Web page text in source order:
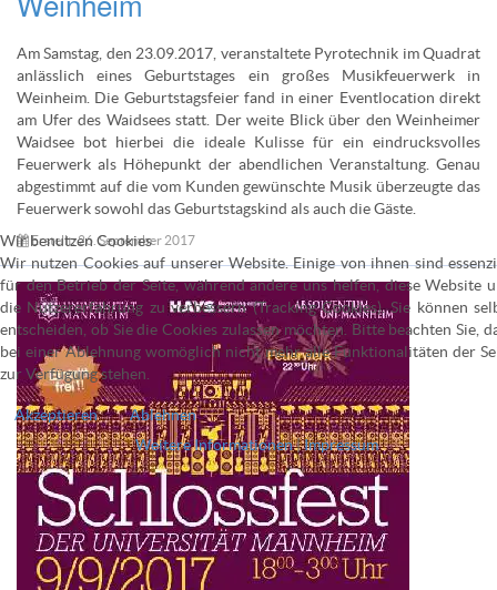
Am Samstag, den 23.09.2017, veranstaltete Pyrotechnik im Quadrat
anlässlich eines Geburtstages ein großes Musikfeuerwerk in
Weinheim. Die Geburtstagsfeier fand in einer Eventlocation direkt
am Ufer des Waidsees statt. Der weite Blick über den Weinheimer
Waidsee bot hierbei die ideale Kulisse für ein eindrucksvolles
Feuerwerk als Höhepunkt der abendlichen Veranstaltung. Genau
abgestimmt auf die vom Kunden gewünschte Musik überzeugte das
Feuerwerk sowohl das Geburtstagskind als auch die Gäste.
Erstellt: 26. September 2017
Wir benutzen Cookies
Wir nutzen Cookies auf unserer Website. Einige von ihnen sind
für den Betrieb der Seite, während andere uns helfen, diese Website
die Nutzererfahrung zu verbessern (Tracking Cookies). Sie können
entscheiden, ob Sie die Cookies zulassen möchten. Bitte beachten Sie,
bei einer Ablehnung womöglich nicht mehr alle Funktionalitäten der
zur Verfügung stehen.
Akzeptieren
Ablehnen
Weitere Informationen|Impressum